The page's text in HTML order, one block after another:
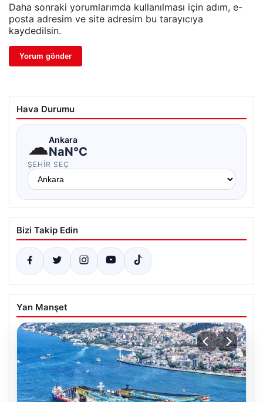
Daha sonraki yorumlarımda kullanılması için adım, e-
posta adresim ve site adresim bu tarayıcıya
kaydedilsin.
Hava Durumu
☁Ankara
NaN°C
ŞEHIR SEÇ
Bizi Takip Edin
Yan Manşet